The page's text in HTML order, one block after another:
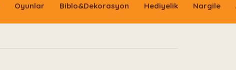
Oyunlar Biblo&Dekorasyon Hediyelik Nargile